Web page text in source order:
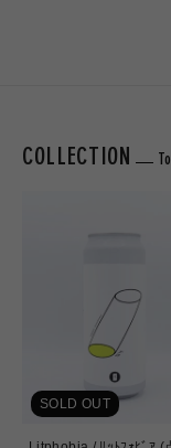
COLLECTION
SOLD OUT